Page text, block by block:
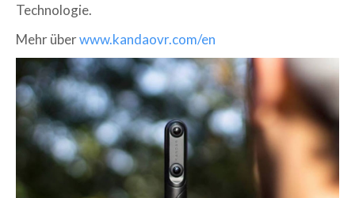
Technologie.
Mehr überwww.kandaovr.com/en